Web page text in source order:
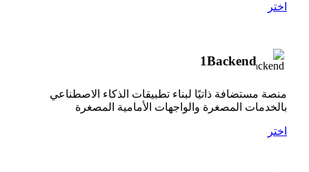
اختر
1Backend
منصة مستضافة ذاتيًا لبناء تطبيقات الذكاء الاصطناعي
بالخدمات المصغرة والواجهات الأمامية المصغرة
اختر